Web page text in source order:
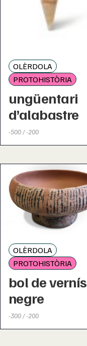
OLÈRDOLA
PROTOHISTÒRIA
ungüentari
d’alabastre
-500 / -200
OLÈRDOLA
PROTOHISTÒRIA
bol de vernís
negre
-300 / -200